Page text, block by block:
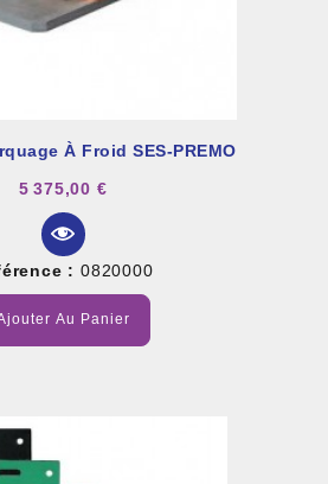
À Froid SES-PREMO
5 375,00 €
: 0820000
Au Panier